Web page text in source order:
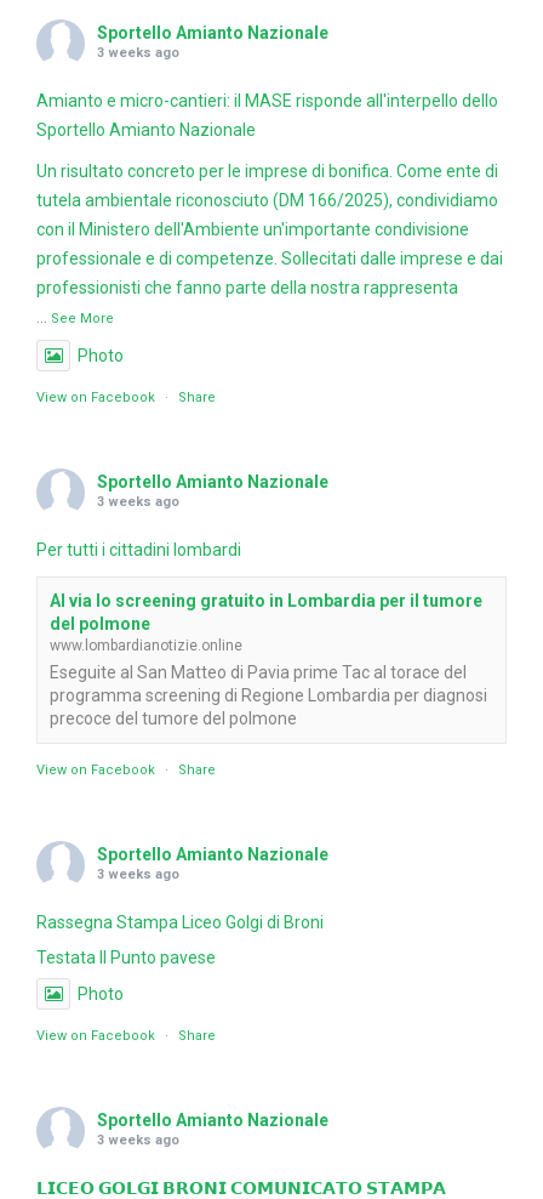
Sportello Amianto Nazionale
3 weeks ago
Amianto e micro-cantieri: il MASE risponde all'interpello dello
Sportello Amianto Nazionale
Un risultato concreto per le imprese di bonifica. Come ente di
tutela ambientale riconosciuto (DM 166/2025), condividiamo
con il Ministero dell'Ambiente un'importante condivisione
professionale e di competenze. Sollecitati dalle imprese e dai
professionisti che fanno parte della nostra rappresenta
See More
Photo
View on Facebook · Share
Sportello Amianto Nazionale
3 weeks ago
Per tutti i cittadini lombardi
Al via lo screening gratuito in Lombardia per il tumore
del polmone
www.lombardianotizie.online
Eseguite al San Matteo di Pavia prime Tac al torace del
programma screening di Regione Lombardia per diagnosi
precoce del tumore del polmone
View on Facebook · Share
Sportello Amianto Nazionale
3 weeks ago
Rassegna Stampa Liceo Golgi di Broni
Testata Il Punto pavese
Photo
View on Facebook · Share
Sportello Amianto Nazionale
3 weeks ago
𝗟𝗜𝗖𝗘𝗢 𝗚𝗢𝗟𝗚𝗜 𝗕𝗥𝗢𝗡𝗜 𝗖𝗢𝗠𝗨𝗡𝗜𝗖𝗔𝗧𝗢 𝗦𝗧𝗔𝗠𝗣𝗔